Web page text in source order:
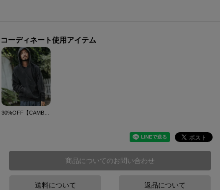
コーディネート使用アイテム
商品についてのお問い合わせ
送料について 返品について